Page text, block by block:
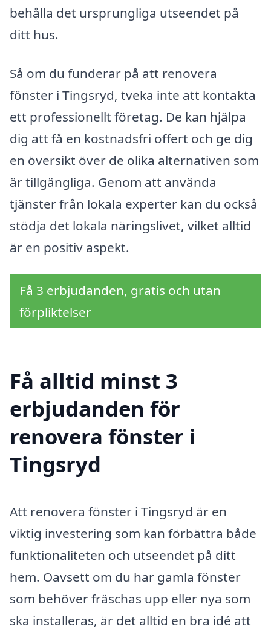
behålla det ursprungliga utseendet på
ditt hus.
Så om du funderar på att renovera
fönster i Tingsryd, tveka inte att kontakta
ett professionellt företag. De kan hjälpa
dig att få en kostnadsfri offert och ge dig
en översikt över de olika alternativen som
är tillgängliga. Genom att använda
tjänster från lokala experter kan du också
stödja det lokala näringslivet, vilket alltid
är en positiv aspekt.
Få 3 erbjudanden, gratis och utan
förpliktelser
Få alltid minst 3
erbjudanden för
renovera fönster i
Tingsryd
Att renovera fönster i Tingsryd är en
viktig investering som kan förbättra både
funktionaliteten och utseendet på ditt
hem. Oavsett om du har gamla fönster
som behöver fräschas upp eller nya som
ska installeras, är det alltid en bra idé att